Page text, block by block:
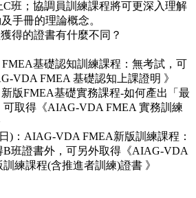
C班；協調員訓練課程將可更深入理解
手冊的理論概念。
得的證書有什麼不同？
基礎認知訓練課程：無考試，可
VDA FMEA 基礎認知上課證明 》
版FMEA基礎實務課程-如何產出「最
可取得《AIAG-VDA FMEA 實務訓練
)：AIAG-VDA FMEA新版訓練課程：
B班證書外，可另外取得《AIAG-VDA
練課程(含推進者訓練)證書 》